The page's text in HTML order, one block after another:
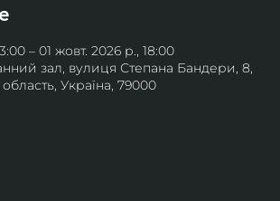
– 01 жовт. 2026 р., 18:00
зал, вулиця Степана Бандери, 8,
Україна, 79000